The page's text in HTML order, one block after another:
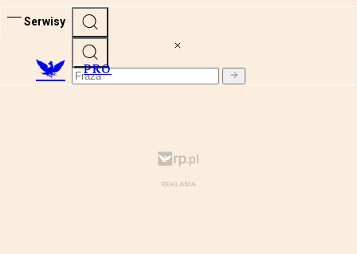
Serwisy
PRO